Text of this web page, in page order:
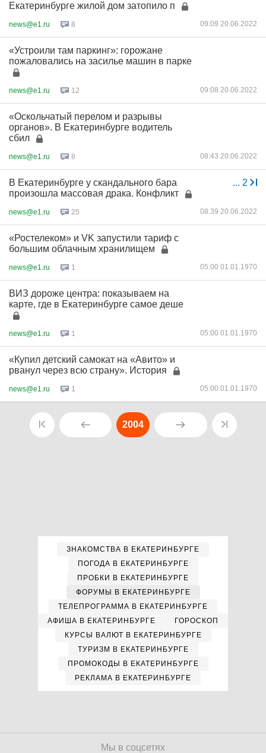
Екатеринбурге жилой дом затопило п
news@e1.ru 8 09:09 20.06.2022
«Устроили там паркинг»: горожане
пожаловались на засилье машин в парке
news@e1.ru 12 09:08 20.06.2022
«Оскольчатый перелом и разрывы
органов». В Екатеринбурге водитель
сбил
news@e1.ru 8 08:43 20.06.2022
... 2
В Екатеринбурге у скандального бара
произошла массовая драка. Конфликт
news@e1.ru 25 08:39 20.06.2022
«Ростелеком» и VK запустили тариф с
большим облачным хранилищем
news@e1.ru 1 05:00 01.01.1970
ВИЗ дороже центра: показываем на
карте, где в Екатеринбурге самое деше
news@e1.ru 1 05:00 01.01.1970
«Купил детский самокат на «Авито» и
рванул через всю страну». История
news@e1.ru 1 05:00 01.01.1970
2004
ЗНАКОМСТВА В ЕКАТЕРИНБУРГЕ
ПОГОДА В ЕКАТЕРИНБУРГЕ
ПРОБКИ В ЕКАТЕРИНБУРГЕ
ФОРУМЫ В ЕКАТЕРИНБУРГЕ
ТЕЛЕПРОГРАММА В ЕКАТЕРИНБУРГЕ
АФИША В ЕКАТЕРИНБУРГЕ
ГОРОСКОП
КУРСЫ ВАЛЮТ В ЕКАТЕРИНБУРГЕ
ТУРИЗМ В ЕКАТЕРИНБУРГЕ
ПРОМОКОДЫ В ЕКАТЕРИНБУРГЕ
РЕКЛАМА В ЕКАТЕРИНБУРГЕ
Мы в соцсетях